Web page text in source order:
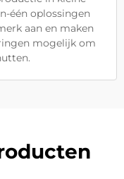
één oplossingen
aan en maken
mogelijk om